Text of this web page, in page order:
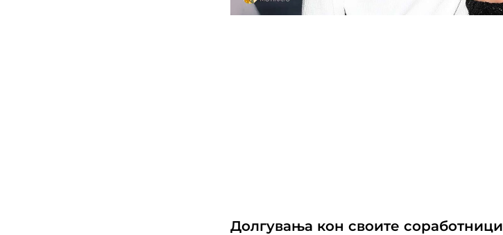
Долгувања кон своите соработници